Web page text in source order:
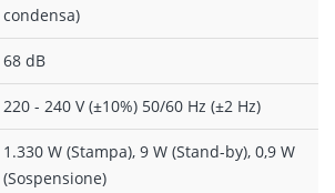
condensa)
68 dB
220 - 240 V (±10%) 50/60 Hz (±2 Hz)
1.330 W (Stampa), 9 W (Stand-by), 0,9 W
(Sospensione)